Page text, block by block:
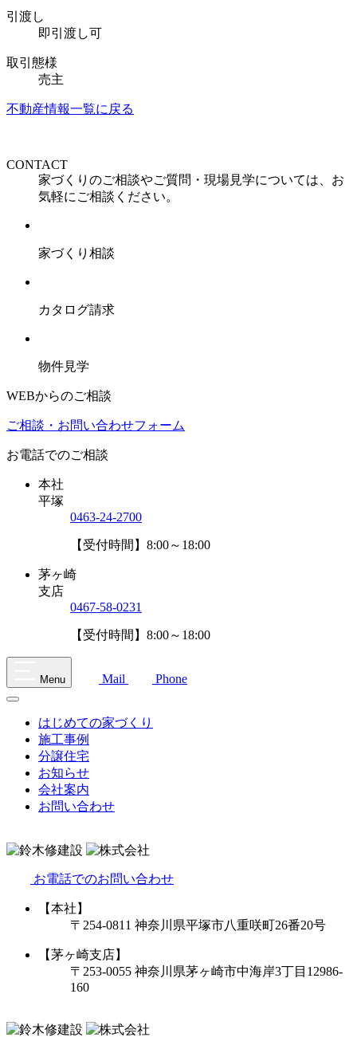
引渡し
即引渡し可
取引態様
売主
不動産情報一覧に戻る
CONTACT
家づくりのご相談やご質問・現場見学については、お
気軽にご相談ください。
家づくり相談
カタログ請求
物件見学
WEBからのご相談
ご相談・お問い合わせフォーム
お電話でのご相談
本社
平塚
0463-24-2700
【受付時間】8:00～18:00
茅ヶ崎
支店
0467-58-0231
【受付時間】8:00～18:00
Menu Mail Phone
はじめての家づくり
施工事例
分譲住宅
お知らせ
会社案内
お問い合わせ
お電話でのお問い合わせ
【本社】
〒254-0811 神奈川県平塚市八重咲町26番20号
【茅ヶ崎支店】
〒253-0055 神奈川県茅ヶ崎市中海岸3丁目12986-
160